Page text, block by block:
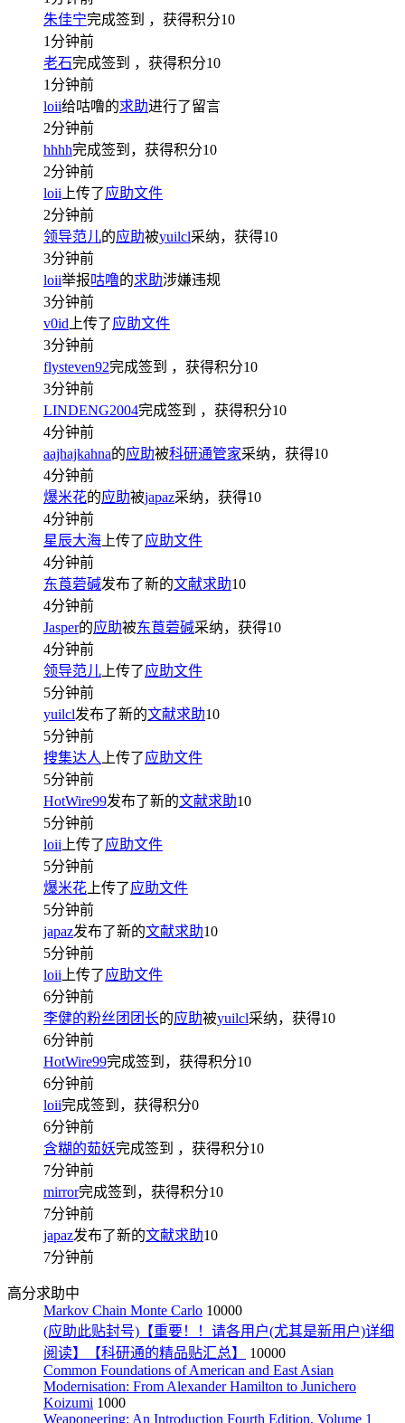
朱佳宁完成签到 ，获得积分10
1分钟前
老石完成签到 ，获得积分10
1分钟前
loii给咕噜的求助进行了留言
2分钟前
hhhh完成签到，获得积分10
2分钟前
loii 上传了应助文件
2分钟前
领导范儿的应助被yuilcl采纳，获得10
3分钟前
loii举报咕噜的求助涉嫌违规
3分钟前
v0id 上传了应助文件
3分钟前
flysteven92完成签到 ，获得积分10
3分钟前
LINDENG2004完成签到 ，获得积分10
4分钟前
aajhajkahna的应助被科研通管家采纳，获得10
4分钟前
爆米花的应助被japaz采纳，获得10
4分钟前
星辰大海 上传了应助文件
4分钟前
东莨菪碱发布了新的文献求助10
4分钟前
Jasper的应助被东莨菪碱采纳，获得10
4分钟前
领导范儿 上传了应助文件
5分钟前
yuilcl发布了新的文献求助10
5分钟前
搜集达人 上传了应助文件
5分钟前
HotWire99发布了新的文献求助10
5分钟前
loii 上传了应助文件
5分钟前
爆米花 上传了应助文件
5分钟前
japaz发布了新的文献求助10
5分钟前
loii 上传了应助文件
6分钟前
李健的粉丝团团长的应助被yuilcl采纳，获得10
6分钟前
HotWire99完成签到，获得积分10
6分钟前
loii完成签到，获得积分0
6分钟前
含糊的茹妖完成签到 ，获得积分10
7分钟前
mirror完成签到，获得积分10
7分钟前
japaz发布了新的文献求助10
7分钟前
高分求助中
Markov Chain Monte Carlo 10000
(应助此贴封号)【重要！！请各用户(尤其是新用户)详细
阅读】【科研通的精品贴汇总】
10000
Common Foundations of American and East Asian
Modernisation: From Alexander Hamilton to Junichero
Koizumi 1000
Weaponeering: An Introduction Fourth Edition, Volume 1